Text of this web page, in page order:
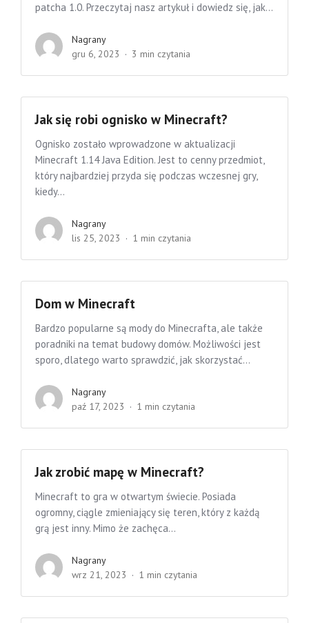
patcha 1.0. Przeczytaj nasz artykuł i dowiedz się, jak...
Nagrany
gru 6, 2023
3 min czytania
Jak się robi ognisko w Minecraft?
Ognisko zostało wprowadzone w aktualizacji
Minecraft 1.14 Java Edition. Jest to cenny przedmiot,
który najbardziej przyda się podczas wczesnej gry,
kiedy...
Nagrany
lis 25, 2023
1 min czytania
Dom w Minecraft
Bardzo popularne są mody do Minecrafta, ale także
poradniki na temat budowy domów. Możliwości jest
sporo, dlatego warto sprawdzić, jak skorzystać...
Nagrany
paź 17, 2023
1 min czytania
Jak zrobić mapę w Minecraft?
Minecraft to gra w otwartym świecie. Posiada
ogromny, ciągle zmieniający się teren, który z każdą
grą jest inny. Mimo że zachęca...
Nagrany
wrz 21, 2023
1 min czytania